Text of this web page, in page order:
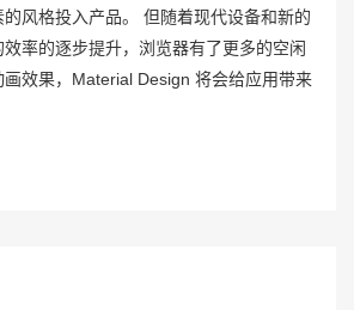
风格投入产品。 但随着现代设备和新的
率的逐步提升，浏览器有了更多的空闲
画效果，Material Design 将会给应用带来